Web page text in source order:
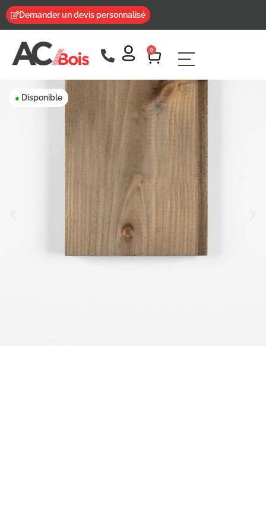
Demander un devis personnalisé
0
● Disponible